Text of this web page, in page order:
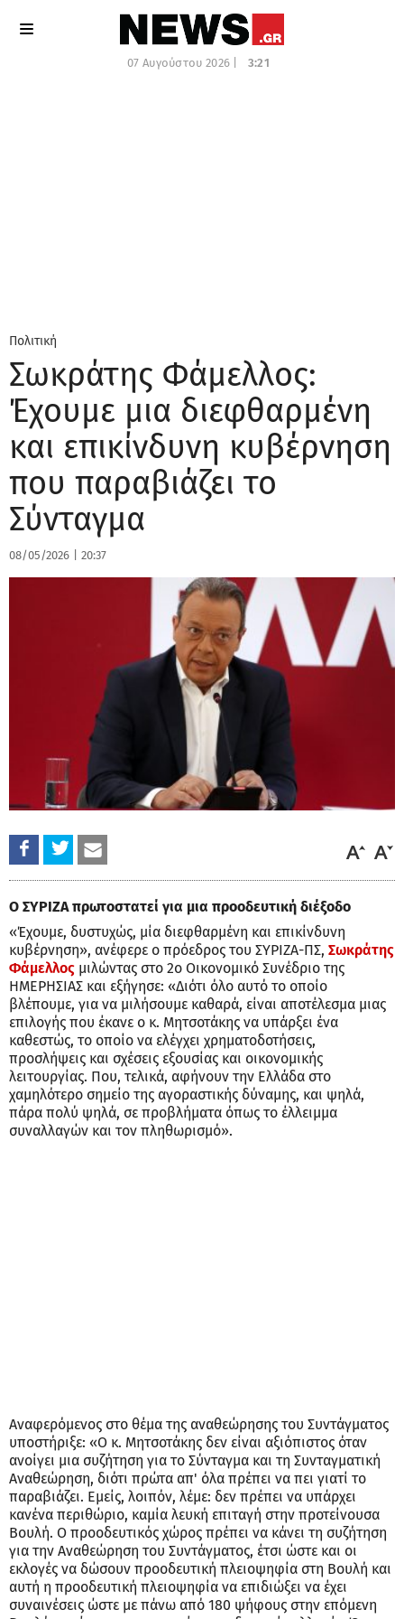
07 Αυγούστου 2026 | 3:21
Πολιτική
Σωκράτης Φάμελλος:
Έχουμε μια διεφθαρμένη
και επικίνδυνη κυβέρνηση
που παραβιάζει το
Σύνταγμα
08/05/2026 20:37
Ο ΣΥΡΙΖΑ πρωτοστατεί για μια προοδευτική διέξοδο
«Έχουμε, δυστυχώς, μία διεφθαρμένη και επικίνδυνη
κυβέρνηση», ανέφερε ο πρόεδρος του ΣΥΡΙΖΑ-ΠΣ, Σωκράτης
Φάμελλος μιλώντας στο 2o Οικονομικό Συνέδριο της
ΗΜΕΡΗΣΙΑΣ και εξήγησε: «Διότι όλο αυτό το οποίο
βλέπουμε, για να μιλήσουμε καθαρά, είναι αποτέλεσμα μιας
επιλογής που έκανε ο κ. Μητσοτάκης να υπάρξει ένα
καθεστώς, το οποίο να ελέγχει χρηματοδοτήσεις,
προσλήψεις και σχέσεις εξουσίας και οικονομικής
λειτουργίας. Που, τελικά, αφήνουν την Ελλάδα στο
χαμηλότερο σημείο της αγοραστικής δύναμης, και ψηλά,
πάρα πολύ ψηλά, σε προβλήματα όπως το έλλειμμα
συναλλαγών και τον πληθωρισμό».
Αναφερόμενος στο θέμα της αναθεώρησης του Συντάγματος
υποστήριξε: «Ο κ. Μητσοτάκης δεν είναι αξιόπιστος όταν
ανοίγει μια συζήτηση για το Σύνταγμα και τη Συνταγματική
Αναθεώρηση, διότι πρώτα απ' όλα πρέπει να πει γιατί το
παραβιάζει. Εμείς, λοιπόν, λέμε: δεν πρέπει να υπάρχει
κανένα περιθώριο, καμία λευκή επιταγή στην προτείνουσα
Βουλή. Ο προοδευτικός χώρος πρέπει να κάνει τη συζήτηση
για την Αναθεώρηση του Συντάγματος, έτσι ώστε και οι
εκλογές να δώσουν προοδευτική πλειοψηφία στη Βουλή και
αυτή η προοδευτική πλειοψηφία να επιδιώξει να έχει
συναινέσεις ώστε με πάνω από 180 ψήφους στην επόμενη